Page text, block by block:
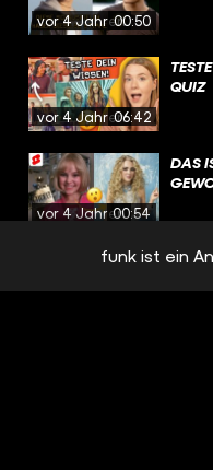
vor 4 Jahren00:50
vor 4 Jahren06:42
QUIZ
vor 4 Jahren00:54
DAS
WAS
funk ist ein